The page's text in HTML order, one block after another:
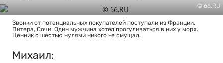
© 66.RU
Звонки от потенциальных покупателей поступали из Франции,
Питера, Сочи. Один мужчина хотел прогуливаться в них у моря.
Ценник с шестью нулями никого не смущал.
Михаил: